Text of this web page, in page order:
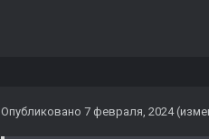
Опубликовано 7 февраля, 2024